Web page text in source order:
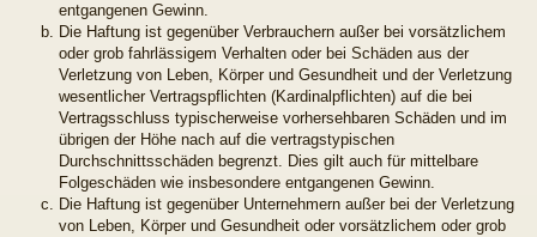
entgangenen Gewinn.
Die Haftung ist gegenüber Verbrauchern außer bei vorsätzlichem
oder grob fahrlässigem Verhalten oder bei Schäden aus der
Verletzung von Leben, Körper und Gesundheit und der Verletzung
wesentlicher Vertragspflichten (Kardinalpflichten) auf die bei
Vertragsschluss typischerweise vorhersehbaren Schäden und im
übrigen der Höhe nach auf die vertragstypischen
Durchschnittsschäden begrenzt. Dies gilt auch für mittelbare
Folgeschäden wie insbesondere entgangenen Gewinn.
Die Haftung ist gegenüber Unternehmern außer bei der Verletzung
von Leben, Körper und Gesundheit oder vorsätzlichem oder grob